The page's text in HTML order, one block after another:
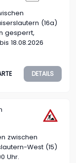
(16a)
gesperrt,
18.08.2026
DETAILS
zwischen
West (15)
Uhr.